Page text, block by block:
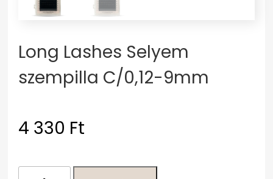
Long Lashes Selyem
szempilla C/0,12-9mm
4 330 Ft